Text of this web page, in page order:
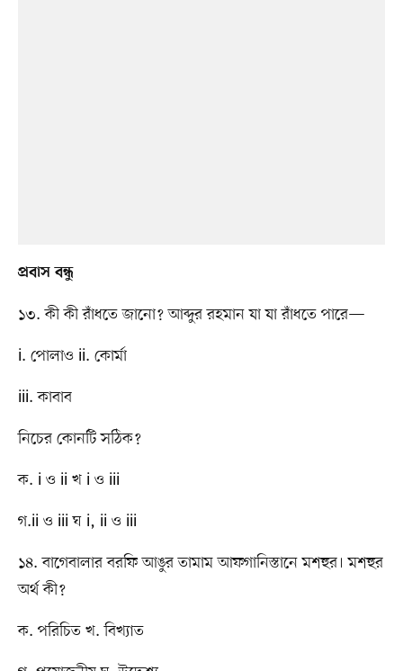
প্রবাস বন্ধু
১৩. কী কী রাঁধতে জানো? আব্দুর রহমান যা যা রাঁধতে পারে—
i. পোলাও ii. কোর্মা
iii. কাবাব
নিচের কোনটি সঠিক?
ক. i ও ii খ i ও iii
গ.ii ও iii ঘ i, ii ও iii
১৪. বাগেবালার বরফি আঙুর তামাম আফগানিস্তানে মশহুর। মশহুর
অর্থ কী?
ক. পরিচিত খ. বিখ্যাত